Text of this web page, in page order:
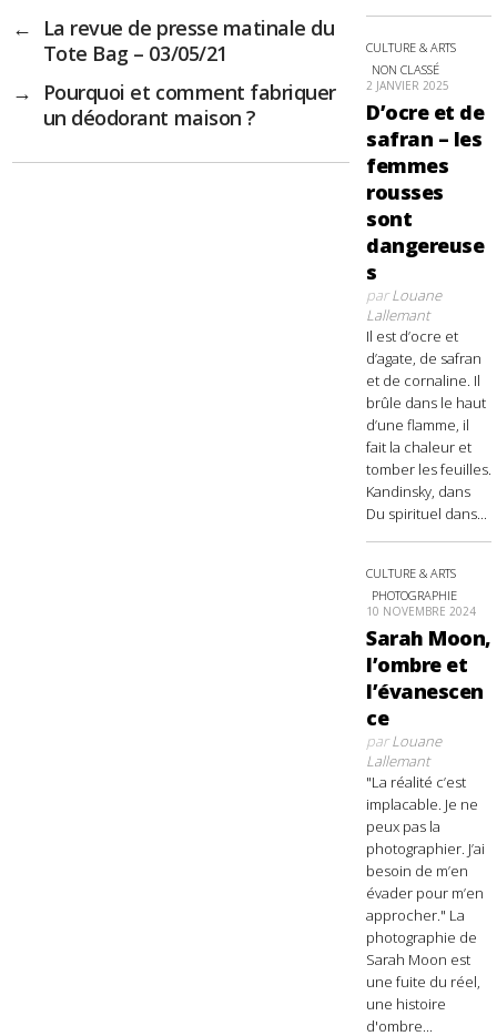
←
La revue de presse matinale du
Tote Bag – 03/05/21
→
Pourquoi et comment fabriquer
un déodorant maison ?
CULTURE & ARTS
NON CLASSÉ
2 JANVIER 2025
D’ocre et de
safran – les
femmes
rousses
sont
dangereuse
s
parLouane
Lallemant
Il est d’ocre et
d’agate, de safran
et de cornaline. Il
brûle dans le haut
d’une flamme, il
fait la chaleur et
tomber les feuilles.
Kandinsky, dans
Du spirituel dans...
CULTURE & ARTS
PHOTOGRAPHIE
10 NOVEMBRE 2024
Sarah Moon,
l’ombre et
l’évanescen
ce
parLouane
Lallemant
"La réalité c’est
implacable. Je ne
peux pas la
photographier. J’ai
besoin de m’en
évader pour m’en
approcher." La
photographie de
Sarah Moon est
une fuite du réel,
une histoire
d'ombre...